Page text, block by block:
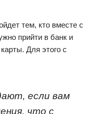
тем, кто вместе с
прийти в банк и
Для этого с
если вам
что с